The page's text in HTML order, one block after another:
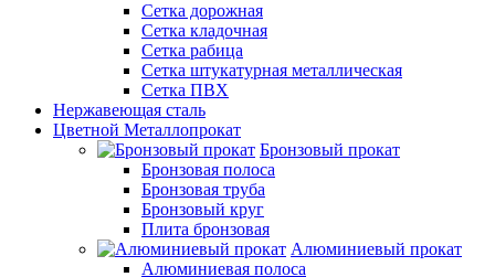
Сетка дорожная
Сетка кладочная
Сетка рабица
Сетка штукатурная металлическая
Сетка ПВХ
Нержавеющая сталь
Цветной Металлопрокат
Бронзовый прокат
Бронзовая полоса
Бронзовая труба
Бронзовый круг
Плита бронзовая
Алюминиевый прокат
Алюминиевая полоса